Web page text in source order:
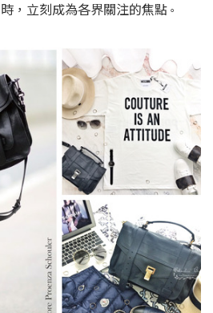
， 立刻成為各界關注的焦點 。